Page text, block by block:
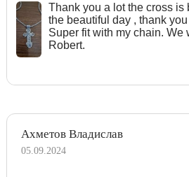
Тhank you a lot the cross is
the beautiful day , thank
Super fit with my chain. We
Robert.
Ахметов Владислав
05.09.2024